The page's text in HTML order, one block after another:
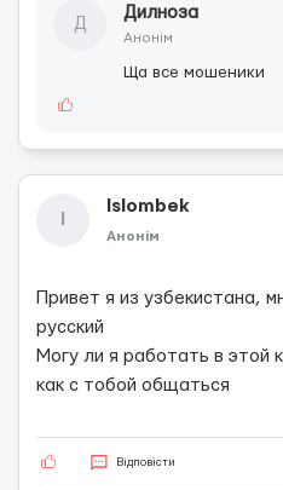
Д
Дилноза
Анонім
Ща все мошеники
Islombek
Анонім
Привет я из узбекистана,
русский
Могу ли я работать в этой
как с тобой общаться
Відповісти